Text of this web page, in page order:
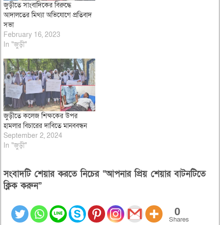
জুড়ীতে সাংবাদিকের বিরুদ্ধে
আদালতের মিথ্যা অভিযোগে প্রতিবাদ
সভা
February 16, 2023
In "জুড়ী"
জুড়ীতে কলেজ শিক্ষকের উপর
হামলার বিচারের দাবিতে মানববন্ধন
September 2, 2024
In "জুড়ী"
সংবাদটি শেয়ার করতে নিচের “আপনার প্রিয় শেয়ার বাটনটিতে
ক্লিক করুন”
0
Shares